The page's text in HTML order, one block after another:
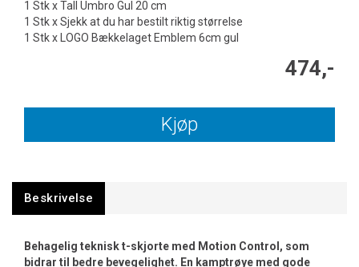
1 Stk x Tall Umbro Gul 20 cm
1 Stk x Sjekk at du har bestilt riktig størrelse
1 Stk x LOGO Bækkelaget Emblem 6cm gul
474,-
Kjøp
Beskrivelse
Behagelig teknisk t-skjorte med Motion Control, som
bidrar til bedre bevegelighet. En kamptrøye med gode